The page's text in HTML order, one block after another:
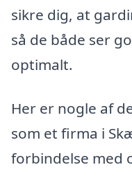
sikre dig, at
så de både ser
optimalt.
Her er nogle af
som et firma i
forbindelse med